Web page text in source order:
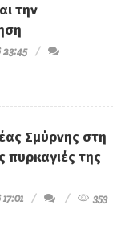
την
Σμύρνης στη
πυρκαγιές της
353